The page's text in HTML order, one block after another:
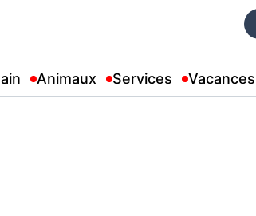
Animaux Services Vacances